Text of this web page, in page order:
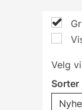
Velg
Sorter